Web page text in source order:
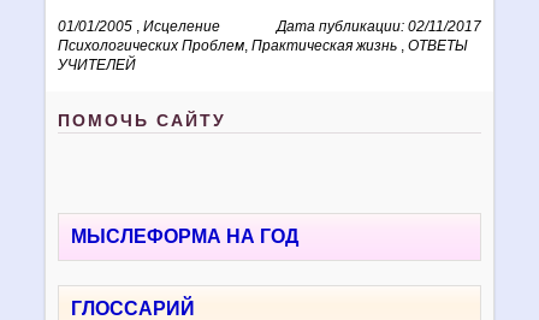
01/01/2005 Дата публикации: 02/11/2017
,Исцеление
Психологических Проблем ,Практическая жизнь ,ОТВЕТЫ
УЧИТЕЛЕЙ
ПОМОЧЬ САЙТУ
МЫСЛЕФОРМА НА ГОД
ГЛОССАРИЙ